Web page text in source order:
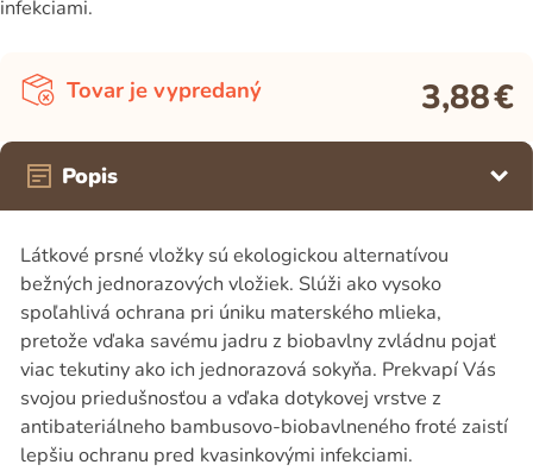
infekciami.
Tovar je vypredaný 3,88€
Popis
Látkové prsné vložky sú ekologickou alternatívou
bežných jednorazových vložiek. Slúži ako vysoko
spoľahlivá ochrana pri úniku materského mlieka,
pretože vďaka savému jadru z biobavlny zvládnu pojať
viac tekutiny ako ich jednorazová sokyňa. Prekvapí Vás
svojou priedušnosťou a vďaka dotykovej vrstve z
antibateriálneho bambusovo-biobavlneného froté zaistí
lepšiu ochranu pred kvasinkovými infekciami.